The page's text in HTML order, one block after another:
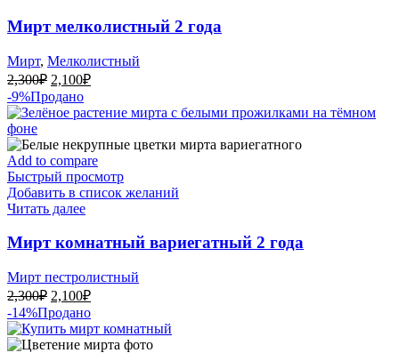
Мирт мелколистный 2 года
Мирт, Мелколистный
2,300₽ Первоначальная
цена
составляла
2,100₽Текущая
2,100₽.
-9%Продано
Add to compare
Быстрый просмотр
Добавить в список желаний
Читать далее
Мирт комнатный вариегатный 2 года
Мирт пестролистный
2,300₽ Первоначальная
цена
составляла
2,300₽.
2,100₽Текущая
2,100₽.
-14%Продано